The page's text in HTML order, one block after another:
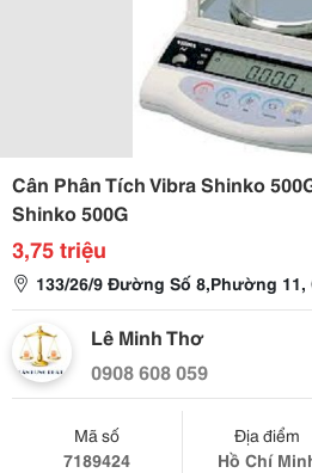
Cân Phân Tích Vibra Shinko
Shinko 500G
3,75 triệu
133/26/9 Đường Số 8,Phường 11,
Lê Minh Thơ
0908 608 059
Mã số
7189424
Địa điểm
Hồ Chí